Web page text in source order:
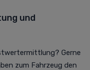
und
Gerne
zum Fahrzeug den